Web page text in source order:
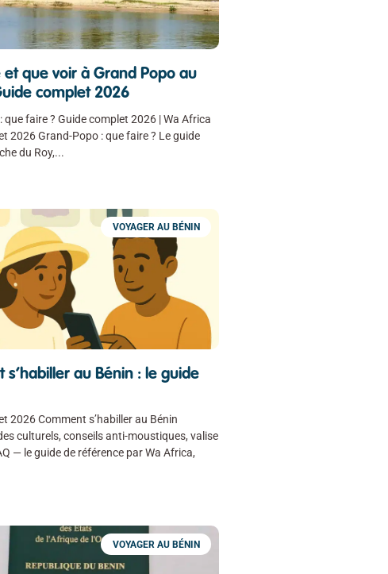
et que voir à Grand Popo au
complet 2026
que faire ? Guide complet 2026 | Wa Africa
2026 Grand-Popo : que faire ? Le guide
du Roy,
VOYAGER AU BÉNIN
s’habiller au Bénin : le guide
2026 Comment s’habiller au Bénin
culturels, conseils anti-moustiques, valise
— le guide de référence par Wa Africa,
VOYAGER AU BÉNIN